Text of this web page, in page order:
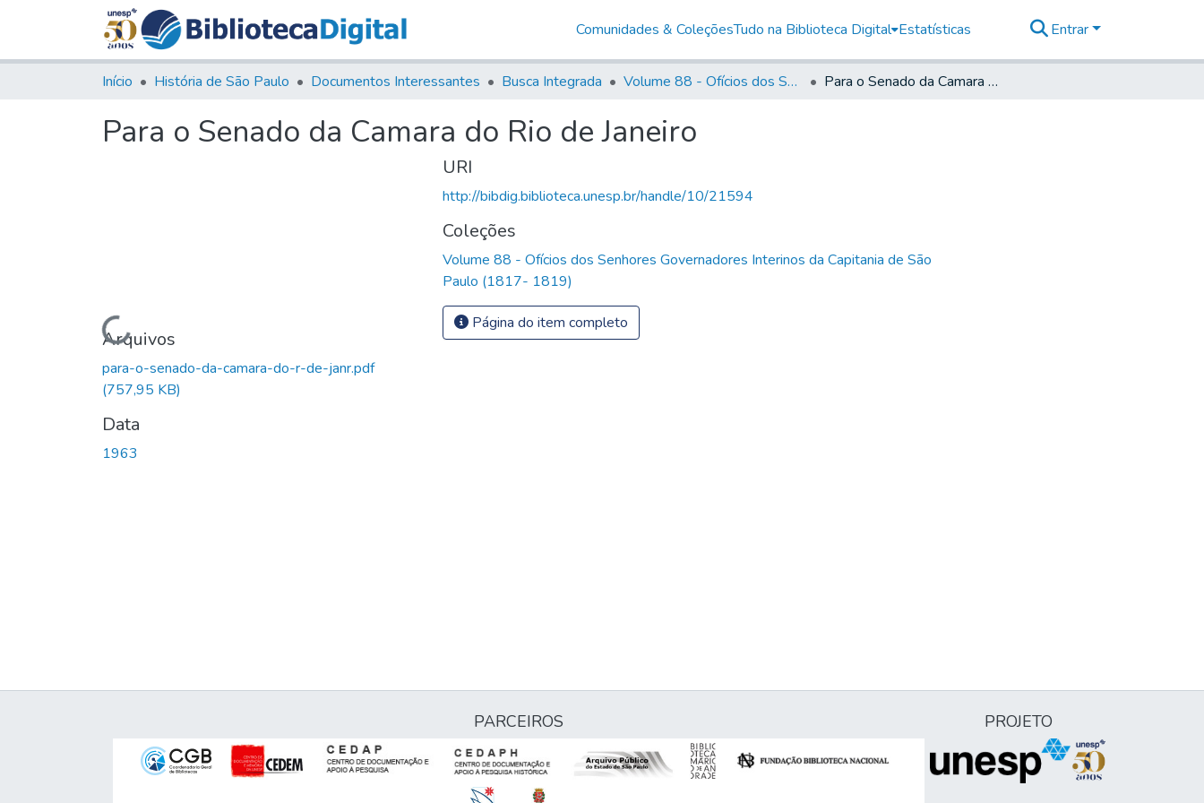
Comunidades & ColeçõesTudo na Biblioteca Digital Estatísticas Entrar
Início História de São Paulo Documentos Interessantes Busca Integrada Volume 88 - Ofícios dos Senhores Governadores Interinos da Capitania de São Paulo (1817- 1819) Para o Senado da Camara do Rio de Janeiro
Para o Senado da Camara do Rio de Janeiro
Carregando...
Arquivos
para-o-senado-da-camara-do-r-de-janr.pdf
(757,95 KB)
Data
1963
URI
http://bibdig.biblioteca.unesp.br/handle/10/21594
Coleções
Volume 88 - Ofícios dos Senhores Governadores Interinos da Capitania de São
Paulo (1817- 1819)
Página do item completo
PARCEIROS PROJETO